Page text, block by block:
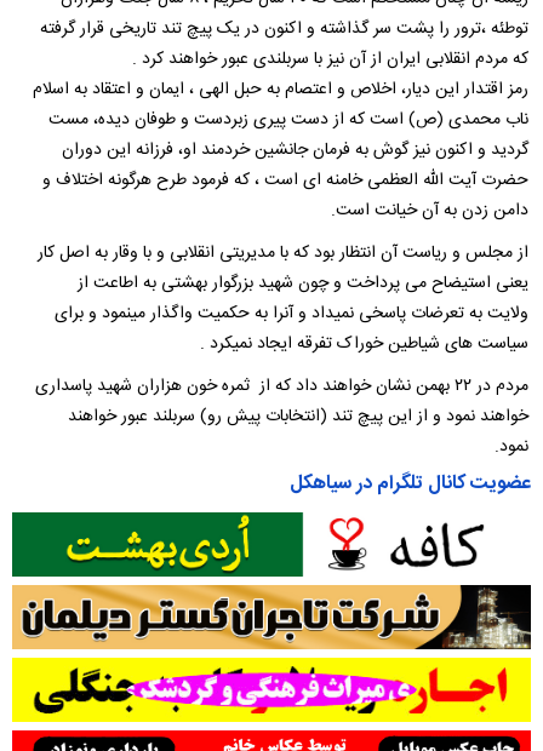
توطئه ،ترور را پشت سر گذاشته و اکنون در یک پیچ تند تاریخی قرار گرفته
که مردم انقلابی ایران از آن نیز با سربلندی عبور خواهند کرد .
رمز اقتدار این دیار، اخلاص و اعتصام به حبل الهی ، ایمان و اعتقاد به اسلام
ناب محمدی (ص) است که از دست پیری زبردست و طوفان دیده، مست
گردید و اکنون نیز گوش به فرمان جانشین خردمند او، فرزانه این دوران
حضرت آیت الله العظمی خامنه ای است ، که فرمود طرح هرگونه اختلاف و
دامن زدن به آن خیانت است.
از مجلس و ریاست آن انتظار بود که با مدیریتی انقلابی و با وقار به اصل کار
یعنی استیضاح می پرداخت و چون شهید بزرگوار بهشتی به اطاعت از
ولایت به تعرضات پاسخی نمیداد و آنرا به حکمیت واگذار مینمود و برای
سیاست های شیاطین خوراک تفرقه ایجاد نمیکرد .
مردم در ۲۲ بهمن نشان خواهند داد که از ثمره خون هزاران شهید پاسداری
خواهند نمود و از این پیچ تند (انتخابات پیش رو) سربلند عبور خواهند
نمود.
عضویت کانال تلگرام در سیاهکل